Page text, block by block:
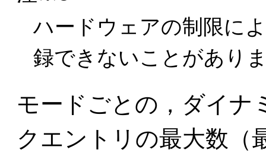
ハードウェアの制限に
録できないことがあり
モードごとの，ダイナ
クエントリの最大数（